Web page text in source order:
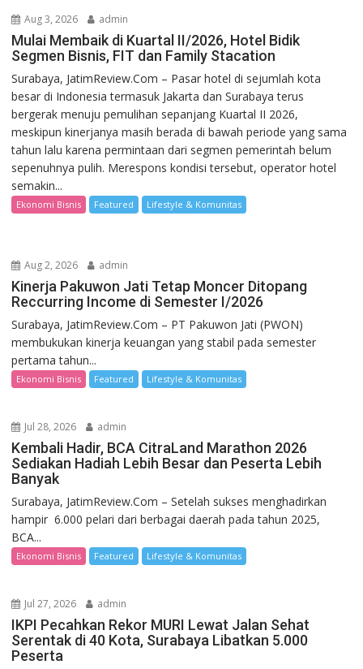
Aug 3, 2026 admin
Mulai Membaik di Kuartal II/2026, Hotel Bidik
Segmen Bisnis, FIT dan Family Stacation
Surabaya, JatimReview.Com – Pasar hotel di sejumlah kota
besar di Indonesia termasuk Jakarta dan Surabaya terus
bergerak menuju pemulihan sepanjang Kuartal II 2026,
meskipun kinerjanya masih berada di bawah periode yang sama
tahun lalu karena permintaan dari segmen pemerintah belum
sepenuhnya pulih. Merespons kondisi tersebut, operator hotel
semakin...
Ekonomi Bisnis Featured Lifestyle & Komunitas
Aug 2, 2026 admin
Kinerja Pakuwon Jati Tetap Moncer Ditopang
Reccurring Income di Semester I/2026
Surabaya, JatimReview.Com – PT Pakuwon Jati (PWON)
membukukan kinerja keuangan yang stabil pada semester
pertama tahun...
Ekonomi Bisnis Featured Lifestyle & Komunitas
Jul 28, 2026 admin
Kembali Hadir, BCA CitraLand Marathon 2026
Sediakan Hadiah Lebih Besar dan Peserta Lebih
Banyak
Surabaya, JatimReview.Com – Setelah sukses menghadirkan
hampir 6.000 pelari dari berbagai daerah pada tahun 2025,
BCA...
Ekonomi Bisnis Featured Lifestyle & Komunitas
Jul 27, 2026 admin
IKPI Pecahkan Rekor MURI Lewat Jalan Sehat
Serentak di 40 Kota, Surabaya Libatkan 5.000
Peserta